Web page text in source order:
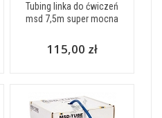
Tubing linka do ćwiczeń
msd 7,5m super mocna
115,00 zł